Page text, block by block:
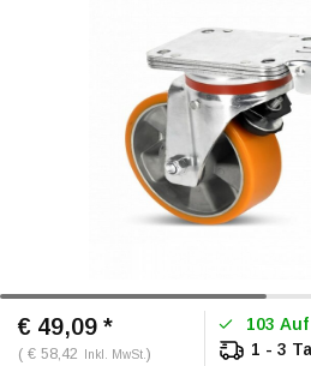
€ 49,09 *
( € 58,42 Inkl. MwSt. )
103
1 - 3